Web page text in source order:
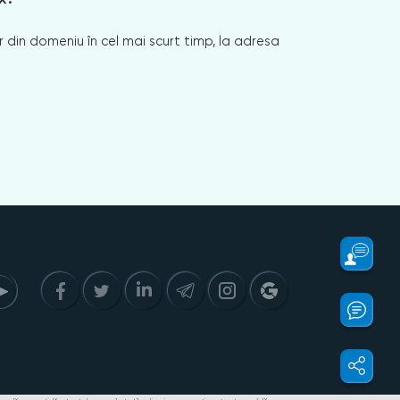
domeniu în cel mai scurt timp, la adresa